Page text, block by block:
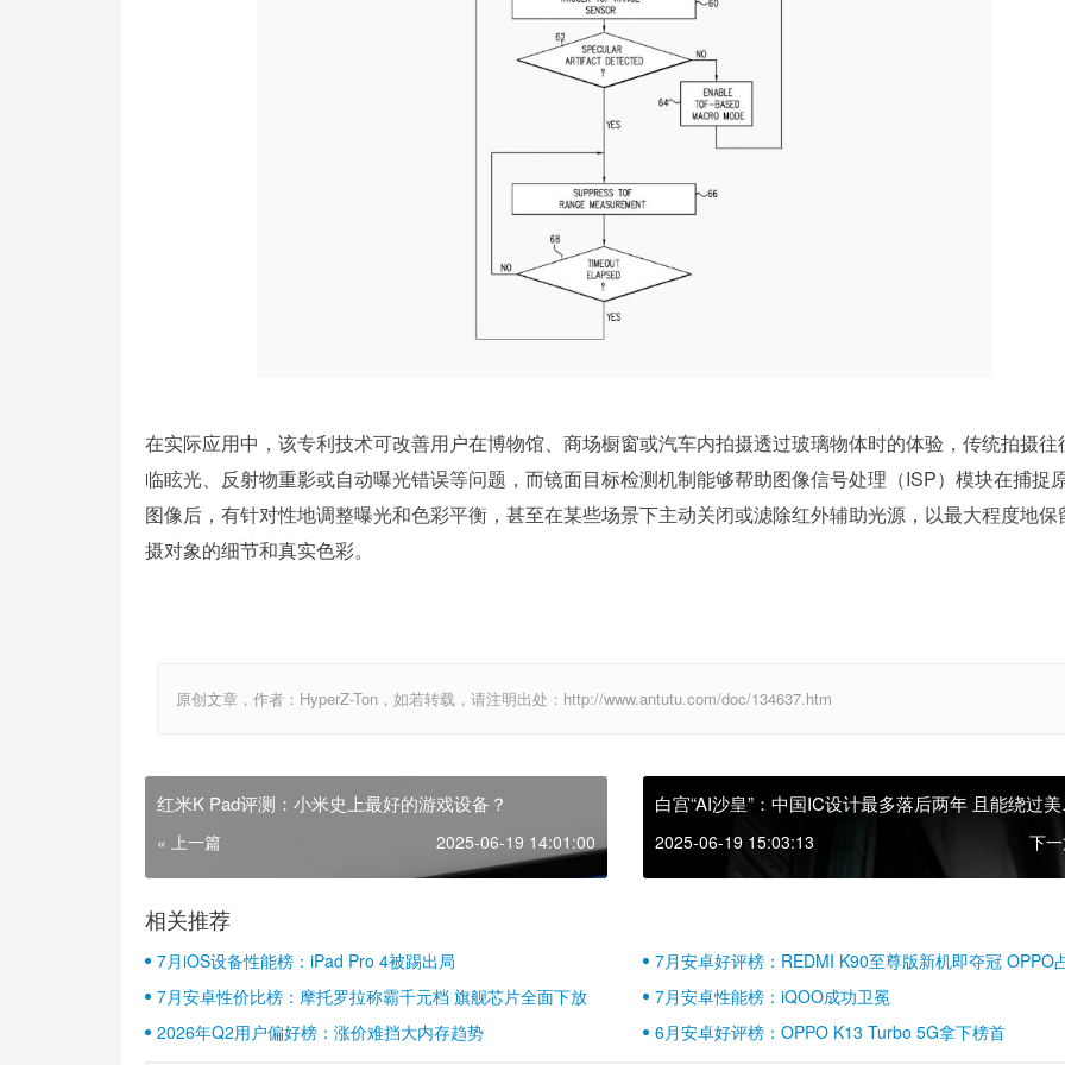
在实际应用中，该专利技术可改善用户在博物馆、商场橱窗或汽车内拍摄透过玻璃物体时的体验，传统拍摄往
临眩光、反射物重影或自动曝光错误等问题，而镜面目标检测机制能够帮助图像信号处理（ISP）模块在捕捉
图像后，有针对性地调整曝光和色彩平衡，甚至在某些场景下主动关闭或滤除红外辅助光源，以最大程度地保
摄对象的细节和真实色彩。
原创文章，作者：HyperZ-Ton，如若转载，请注明出处：http://www.antutu.com/doc/134637.htm
红米K Pad评测：小米史上最好的游戏设备？
« 上一篇 2025-06-19 14:01:00
白宫“AI沙皇”：中国IC设计最多落后两年 且能绕过美
2025-06-19 15:03:13 下
相关推荐
7月iOS设备性能榜：iPad Pro 4被踢出局
7月安卓好评榜：REDMI K90至尊版新机即夺冠 OPPO
壁江山
7月安卓性价比榜：摩托罗拉称霸千元档 旗舰芯片全面下放
7月安卓性能榜：iQOO成功卫冕
2026年Q2用户偏好榜：涨价难挡大内存趋势
6月安卓好评榜：OPPO K13 Turbo 5G拿下榜首